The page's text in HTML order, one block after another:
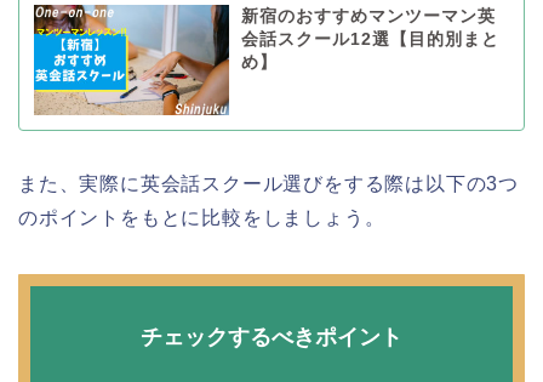
新宿のおすすめマンツーマン英
会話スクール12選【目的別まと
め】
また、実際に英会話スクール選びをする際は以下の3つ
のポイントをもとに比較をしましょう。
チェックするべきポイント